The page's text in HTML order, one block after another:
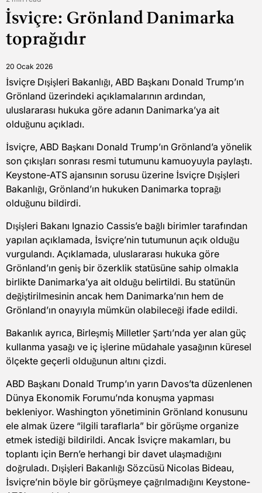
Estimated
read
time
İsviçre: Grönland Danimarka
toprağıdır
20 Ocak 2026
İsviçre Dışişleri Bakanlığı, ABD Başkanı Donald Trump’ın
Grönland üzerindeki açıklamalarının ardından,
uluslararası hukuka göre adanın Danimarka’ya ait
olduğunu açıkladı.
İsviçre, ABD Başkanı Donald Trump’ın Grönland’a yönelik
son çıkışları sonrası resmi tutumunu kamuoyuyla paylaştı.
Keystone-ATS ajansının sorusu üzerine İsviçre Dışişleri
Bakanlığı, Grönland’ın hukuken Danimarka toprağı
olduğunu bildirdi.
Dışişleri Bakanı Ignazio Cassis’e bağlı birimler tarafından
yapılan açıklamada, İsviçre’nin tutumunun açık olduğu
vurgulandı. Açıklamada, uluslararası hukuka göre
Grönland’ın geniş bir özerklik statüsüne sahip olmakla
birlikte Danimarka’ya ait olduğu belirtildi. Bu statünün
değiştirilmesinin ancak hem Danimarka’nın hem de
Grönland’ın onayıyla mümkün olabileceği ifade edildi.
Bakanlık ayrıca, Birleşmiş Milletler Şartı’nda yer alan güç
kullanma yasağı ve iç işlerine müdahale yasağının küresel
ölçekte geçerli olduğunun altını çizdi.
ABD Başkanı Donald Trump’ın yarın Davos’ta düzenlenen
Dünya Ekonomik Forumu’nda konuşma yapması
bekleniyor. Washington yönetiminin Grönland konusunu
ele almak üzere “ilgili taraflarla” bir görüşme organize
etmek istediği bildirildi. Ancak İsviçre makamları, bu
toplantı için Bern’e herhangi bir davet ulaşmadığını
doğruladı. Dışişleri Bakanlığı Sözcüsü Nicolas Bideau,
İsviçre’nin böyle bir görüşmeye çağrılmadığını Keystone-